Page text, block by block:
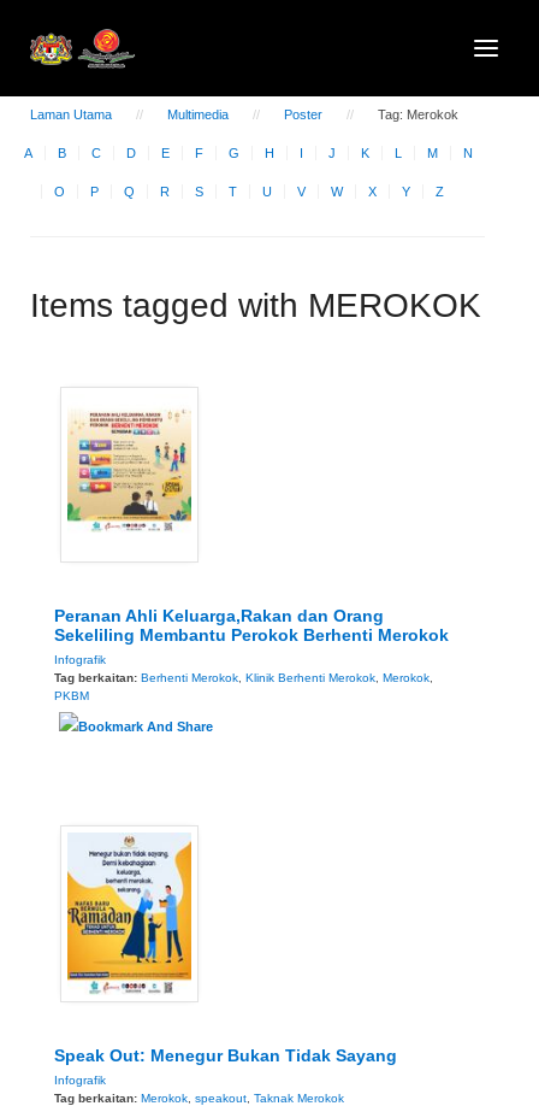
Laman Utama Multimedia Poster Tag: Merokok
A B C D E F G H I J K L M N
O P Q R S T U V W X Y Z
Items tagged with MEROKOK
Peranan Ahli Keluarga,Rakan dan Orang
Sekeliling Membantu Perokok Berhenti Merokok
Infografik
Tag berkaitan: Berhenti Merokok, Klinik Berhenti Merokok, Merokok,
PKBM
Speak Out: Menegur Bukan Tidak Sayang
Infografik
Tag berkaitan: Merokok speakout Taknak Merokok